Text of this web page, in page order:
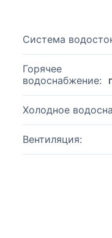
Система
Горячее
водоснабжение:
Холодное
Вентиляция: